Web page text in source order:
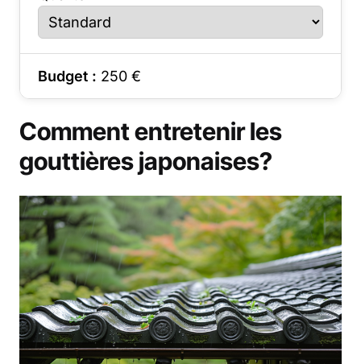
Budget : 250 €
Comment entretenir les
gouttières japonaises?